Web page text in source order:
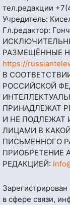
тел.редакции
Учредитель:
Гл.редактор:
РАЗМЕЩЁННЫЕ
https://
В
РОССИЙСКОЙ
ПРИНАДЛЕЖАТ
И НЕ ПОДЛЕЖАТ
ЛИЦАМИ В
ПИСЬМЕННОГО
ПРИОБРЕТЕНИЕ
РЕДАКЦИЕЙ:
в сфере связи,